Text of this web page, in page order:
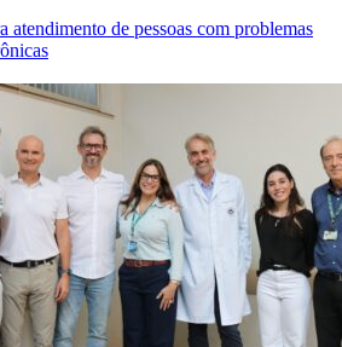
atendimento de pessoas com problemas